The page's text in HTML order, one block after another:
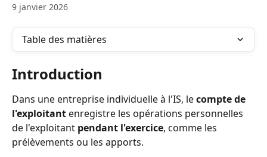
9 janvier 2026
Table des matières
Introduction
Dans une entreprise individuelle à l'IS, le compte de
l'exploitant enregistre les opérations personnelles
de l'exploitant pendant l'exercice, comme les
prélèvements ou les apports.